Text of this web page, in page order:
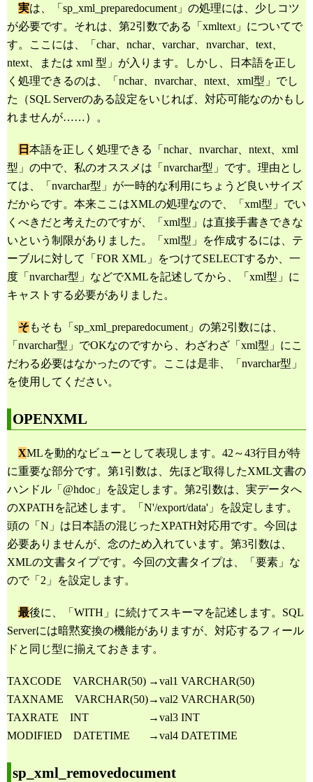
実は、「sp_xml_preparedocument」の処理には、少しコツ
が必要です。それは、第2引数である「xmltext」についてで
す。ここには、「char、nchar、varchar、nvarchar、text、
ntext、または xml 型」が入ります。しかし、日本語を正し
く処理できるのは、「nchar、nvarchar、ntext、xml型」でし
た（SQL Serverのある設定をいじれば、対応可能なのかもし
れませんが……）。
日 本語を正しく処理できる「nchar、nvarchar、ntext、xml
型」の中で、私のオススメは「nvarchar型」です。理由とし
ては、「nvarchar型」が一時的な利用にちょうど良いサイズ
だからです。本来ここはXMLの処理なので、「xml型」でい
くべきだと考えたのですが、「xml型」は直接手書きできな
いという制限がありました。「xml型」を作成するには、テ
ーブルに対して「FOR XML」をつけてSELECTするか、一
度「nvarchar型」などでXMLを記述してから、「xml型」に
キャストする必要がありました。
そもそも「sp_xml_preparedocument」の第2引数には、
「nvarchar型」でOKなのですから、わざわざ「xml型」にこ
だわる必要はなかったのです。ここは是非、「nvarchar型」
を使用してください。
OPENXML
XMLを動的なビューとして表現します。42～43行目が特
に重要な部分です。第1引数は、先ほど取得したXML文書の
ハンドル「@hdoc」を設定します。第2引数は、実データへ
のXPATHを記述します。「N'/export/data'」を設定します。
頭の「N」は日本語の混じったXPATH対応用です。今回は
必要ありませんが、念のため入れています。第3引数は、
XMLの文書タイプです。今回の文書タイプは、「要素」な
ので「2」を設定します。
最後に、「WITH」に続けてスキーマを記述します。SQL
Serverには暗黙変換の機能がありますが、対応するフィール
ドと同じ型に揃えておきます。
TAXCODE VARCHAR(50) →val1 VARCHAR(50)
TAXNAME VARCHAR(50)→val2 VARCHAR(50)
TAXRATE INT
→val3 INT
MODIFIED DATETIME
→val4 DATETIME
sp_xml_removedocument